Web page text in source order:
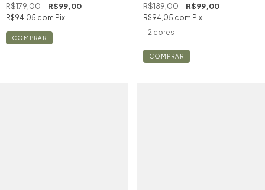
R$179,00 R$99,00
R$94,05 com Pix
COMPRAR
R$189,00 R$99,00
R$94,05 com Pix
2 cores
COMPRAR